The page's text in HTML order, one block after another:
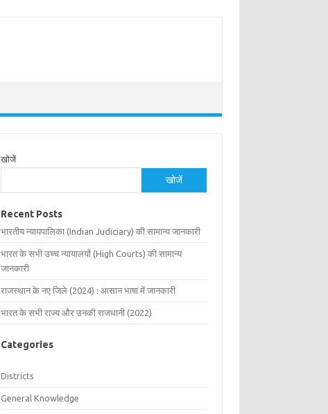
खोजें
खोजें
Recent Posts
भारतीय न्यायपालिका (Indian Judiciary) की सामान्य जानकारी
भारत के सभी उच्च न्यायालयों (High Courts) की सामान्य
जानकारी
राजस्थान के नए जिले (2024) : आसान भाषा में जानकारी
भारत के सभी राज्य और उनकी राजधानी (2022)
Categories
Districts
General Knowledge